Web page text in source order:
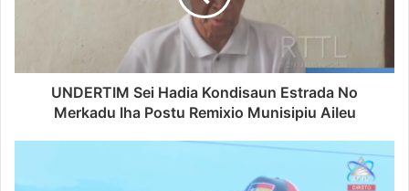
UNDERTIM Sei Hadia Kondisaun Estrada No
Merkadu Iha Postu Remixio Munisipiu AiIeu